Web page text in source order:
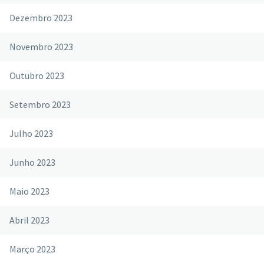
Dezembro 2023
Novembro 2023
Outubro 2023
Setembro 2023
Julho 2023
Junho 2023
Maio 2023
Abril 2023
Março 2023